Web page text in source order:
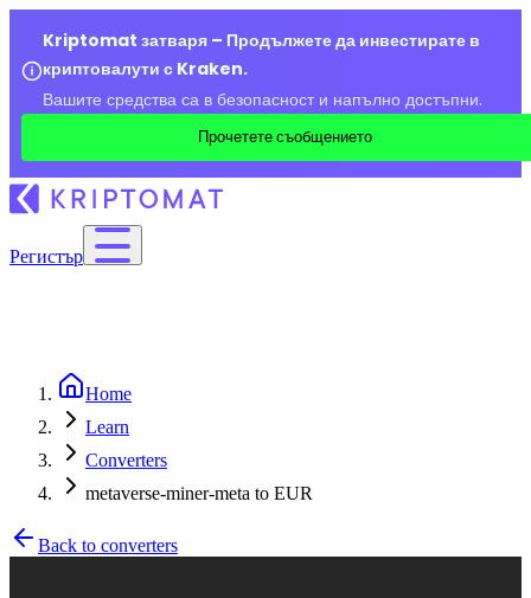
Kriptomat затваря – Продължете да инвестирате в
криптовалути с Kraken.
Вашите средства са в безопасност и напълно достъпни.
Прочетете съобщението
Регистър
Home
Learn
Converters
metaverse-miner-meta to EUR
Back to converters